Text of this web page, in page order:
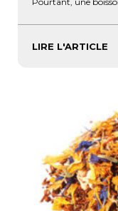
LIRE L'ARTICLE